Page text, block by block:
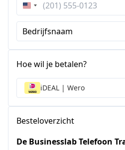
Verenigde
Staten
+1
Bedrijfsnaam
Hoe wil je betalen?
iDEAL | Wero
Besteloverzicht
De Businesslab Telefoon